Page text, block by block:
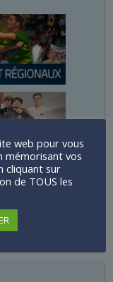
web pour vous
mémorisant vos
cliquant sur
de TOUS les